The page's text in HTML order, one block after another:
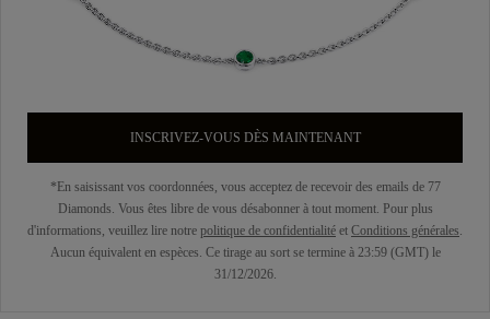
INSCRIVEZ-VOUS DÈS MAINTENANT
*En saisissant vos coordonnées, vous acceptez de recevoir des emails de 77
Diamonds. Vous êtes libre de vous désabonner à tout moment. Pour plus
d'informations, veuillez lire notre politique de confidentialité et Conditions générales.
Aucun équivalent en espèces. Ce tirage au sort se termine à 23:59 (GMT) le
31/12/2026.